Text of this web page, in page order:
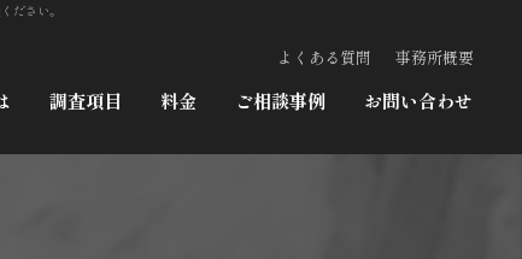
ださい。
よくある質問 事務所概要
調査項目 料金 ご相談事例 お問い合わせ